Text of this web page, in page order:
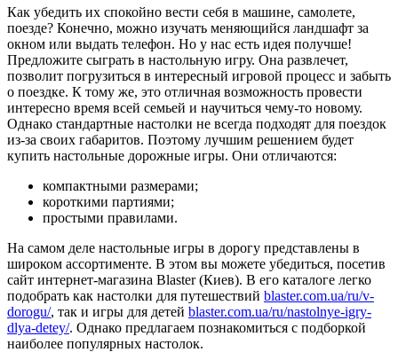
Как убедить их спокойно вести себя в машине, самолете,
поезде? Конечно, можно изучать меняющийся ландшафт за
окном или выдать телефон. Но у нас есть идея получше!
Предложите сыграть в настольную игру. Она развлечет,
позволит погрузиться в интересный игровой процесс и забыть
о поездке. К тому же, это отличная возможность провести
интересно время всей семьей и научиться чему-то новому.
Однако стандартные настолки не всегда подходят для поездок
из-за своих габаритов. Поэтому лучшим решением будет
купить настольные дорожные игры. Они отличаются:
компактными размерами;
короткими партиями;
простыми правилами.
На самом деле настольные игры в дорогу представлены в
широком ассортименте. В этом вы можете убедиться, посетив
сайт интернет-магазина Blaster (Киев). В его каталоге легко
подобрать как настолки для путешествий blaster.com.ua/ru/v-
dorogu/, так и игры для детей blaster.com.ua/ru/nastolnye-igry-
dlya-detey/. Однако предлагаем познакомиться с подборкой
наиболее популярных настолок.